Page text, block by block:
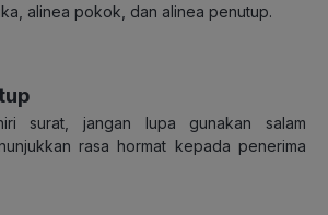
alinea pokok, dan alinea penutup.
surat, jangan lupa gunakan salam
rasa hormat kepada penerima